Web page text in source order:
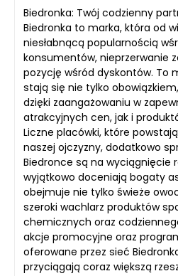
Biedronka: Twój codzienny
Biedronka to marka, która od
niesłabnącą popularnością
konsumentów, nieprzerwanie
pozycję wśród dyskontów. To
stają się nie tylko
dzięki zaangażowaniu w
atrakcyjnych cen, jak i
Liczne placówki, które
naszej ojczyzny, dodatkowo
Biedronce są na wyciągnięcie
wyjątkowo doceniają bogaty
obejmuje nie tylko świeże
szeroki wachlarz produktów
chemicznych oraz
akcje promocyjne oraz
oferowane przez sieć
przyciągają coraz większą